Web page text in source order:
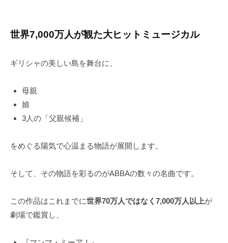
世界7,000万人が観た大ヒットミュージカル
ギリシャの美しい島を舞台に、
母親
娘
3人の「父親候補」
をめぐる陽気で心温まる物語が展開します。
そして、その物語を彩るのがABBAの数々の名曲です。
この作品はこれまでに世界70万人ではなく7,000万人以上が
劇場で鑑賞し、